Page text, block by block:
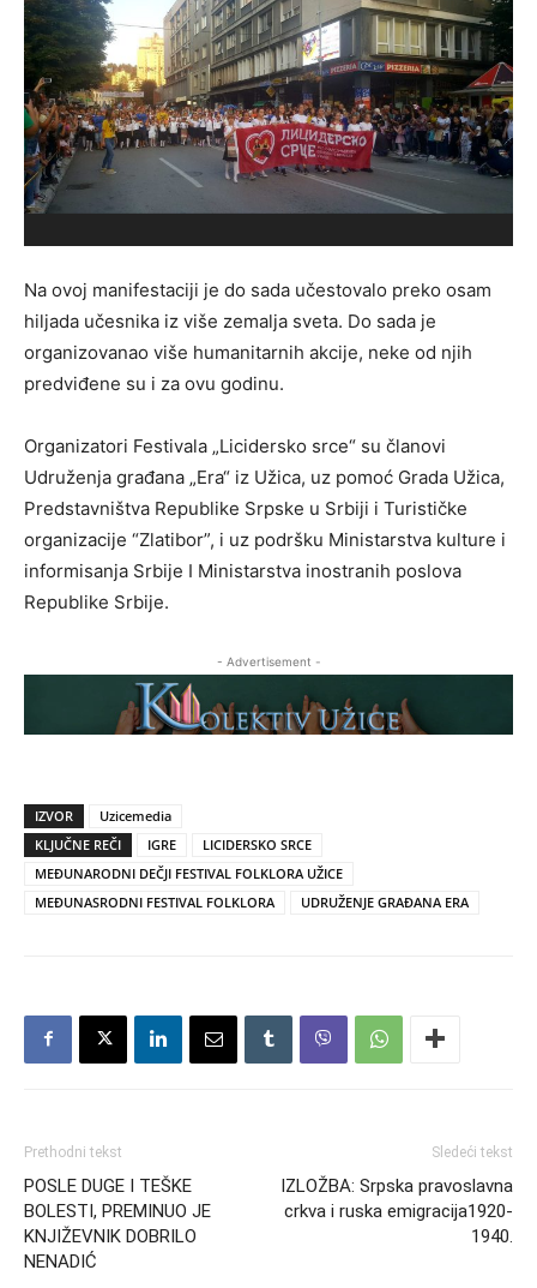
Na ovoj manifestaciji je do sada učestovalo preko osam
hiljada učesnika iz više zemalja sveta. Do sada je
organizovanao više humanitarnih akcije, neke od njih
predviđene su i za ovu godinu.
Organizatori Festivala „Licidersko srce“ su članovi
Udruženja građana „Era“ iz Užica, uz pomoć Grada Užica,
Predstavništva Republike Srpske u Srbiji i Turističke
organizacije “Zlatibor”, i uz podršku Ministarstva kulture i
informisanja Srbije I Ministarstva inostranih poslova
Republike Srbije.
- Advertisement -
IZVOR
Uzicemedia
KLJUČNE REČI
IGRE
LICIDERSKO SRCE
MEĐUNARODNI DEČJI FESTIVAL FOLKLORA UŽICE
MEĐUNASRODNI FESTIVAL FOLKLORA
UDRUŽENJE GRAĐANA ERA
Prethodni tekst
POSLE DUGE I TEŠKE
BOLESTI, PREMINUO JE
KNJIŽEVNIK DOBRILO
NENADIĆ
Sledeći tekst
IZLOŽBA: Srpska pravoslavna
crkva i ruska emigracija1920-
1940.